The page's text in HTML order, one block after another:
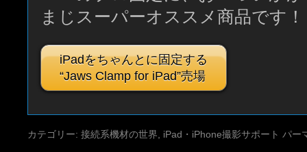
まじスーパーオススメ商品です！
iPadをちゃんとに固定する
“Jaws Clamp for iPad”売場
カテゴリー: 接続系機材の世界 iPad・iPhone撮影サポート パー